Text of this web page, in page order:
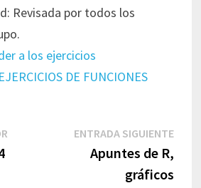
Revisada por todos los
a los ejercicios
DE FUNCIONES
ENTRADA SIGUIENTE
Apuntes de R,
gráficos